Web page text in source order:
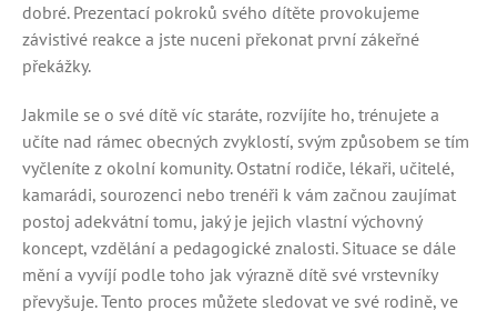
dobré. Prezentací pokroků svého dítěte provokujeme
závistivé reakce a jste nuceni překonat první zákeřné
překážky.
Jakmile se o své dítě víc staráte, rozvíjíte ho, trénujete a
učíte nad rámec obecných zvyklostí, svým způsobem se tím
vyčleníte z okolní komunity. Ostatní rodiče, lékaři, učitelé,
kamarádi, sourozenci nebo trenéři k vám začnou zaujímat
postoj adekvátní tomu, jaký je jejich vlastní výchovný
koncept, vzdělání a pedagogické znalosti. Situace se dále
mění a vyvíjí podle toho jak výrazně dítě své vrstevníky
převyšuje. Tento proces můžete sledovat ve své rodině, ve